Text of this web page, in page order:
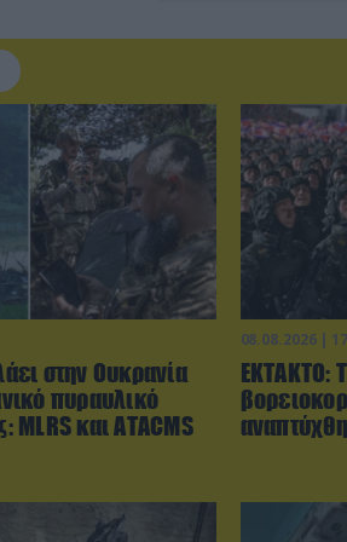
στην Ουκρανία
πυραυλικό
MLRS και ΑΤΑCMS
08.08.2026 |
ΕΚΤΑΚΤΟ: